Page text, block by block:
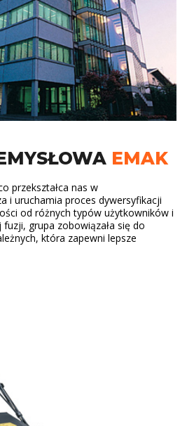
EMAK
przekształca nas w
i uruchamia proces dywersyfikacji
od różnych typów użytkowników i
grupa zobowiązała się do
która zapewni lepsze